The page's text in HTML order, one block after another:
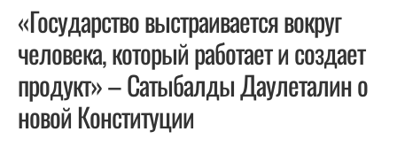
«Государство выстраивается вокруг
человека, который работает и создает
продукт» – Сатыбалды Даулеталин о
новой Конституции